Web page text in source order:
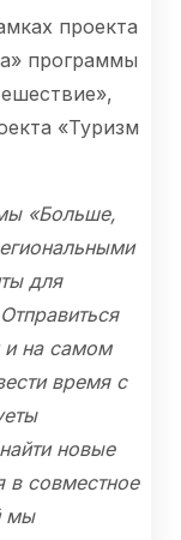
проекта
программы
«Туризм
«Больше,
для
и на самом
время с
новые
в совместное
мы